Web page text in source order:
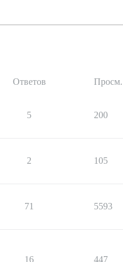
Ответов Просм.
5 200
2 105
71 5593
16 447